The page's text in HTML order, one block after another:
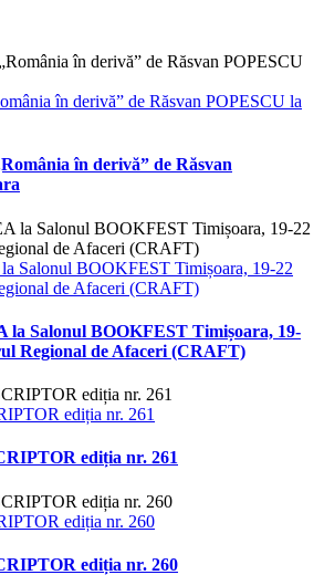
în derivă” de Răsvan POPESCU la
în derivă” de Răsvan
Salonul BOOKFEST Timișoara, 19-22
de Afaceri (CRAFT)
Salonul BOOKFEST Timișoara, 19-
Regional de Afaceri (CRAFT)
ediția nr. 261
ediția nr. 261
ediția nr. 260
ediția nr. 260